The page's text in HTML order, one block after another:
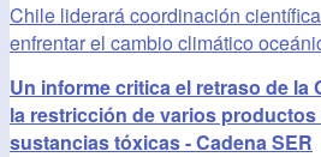
Chile liderará coordinación
enfrentar el cambio climático
Un informe critica el retraso de la
la restricción de varios
sustancias tóxicas - Cadena SER